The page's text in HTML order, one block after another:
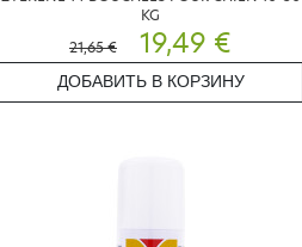
KG
21,65 €
19,49 €
ДОБАВИТЬ В КОРЗИНУ